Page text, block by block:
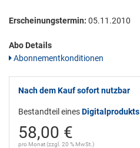
Erscheinungstermin: 05.11.2010
Abo Details
Abonnementkonditionen
Nach dem Kauf sofort nutzbar
Bestandteil einesDigitalprodukts
58,00 €
pro Monat (zzgl. 20 % MwSt.)